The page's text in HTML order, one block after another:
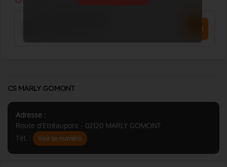
CS MARLY GOMONT
Adresse :
Route d'Etréaupont - 02120 MARLY GOMONT
Tél. :
Voir le numéro